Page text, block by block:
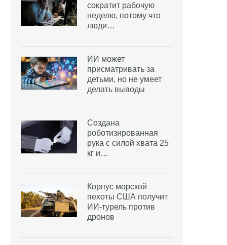
сократит рабочую
неделю, потому что
люди…
ИИ может
присматривать за
детьми, но не умеет
делать выводы
Создана
роботизированная
рука с силой хвата 25
кг и…
Корпус морской
пехоты США получит
ИИ-турель против
дронов